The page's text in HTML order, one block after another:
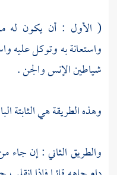
( الأول : أن يكون له من
واستعانة به وتوكل عليه
شياطين الإنس والجن .
وهذه الطريقة هي الثابتة
والطريق الثاني : إن جاء